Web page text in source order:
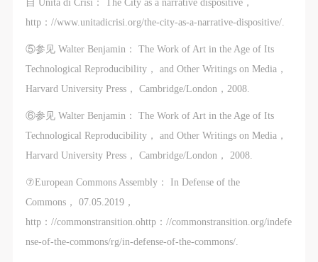
自 Unita di Crisi： The City as a narrative dispositive，
http：//www.unitadicrisi.org/the-city-as-a-narrative-dispositive/.
⑤参见 Walter Benjamin： The Work of Art in the Age of Its
Technological Reproducibility， and Other Writings on Media，
Harvard University Press， Cambridge/London，2008.
⑥参见 Walter Benjamin： The Work of Art in the Age of Its
Technological Reproducibility， and Other Writings on Media，
Harvard University Press， Cambridge/London， 2008.
⑦European Commons Assembly： In Defense of the
Commons， 07.05.2019，
http：//commonstransition.ohttp：//commonstransition.org/indefe
nse-of-the-commons/rg/in-defense-of-the-commons/.